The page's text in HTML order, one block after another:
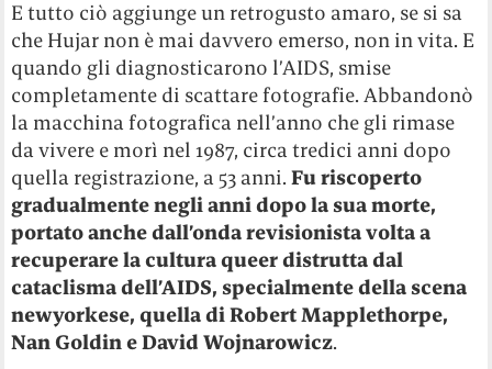
E tutto ciò aggiunge un retrogusto amaro, se si sa
che Hujar non è mai davvero emerso, non in vita. E
quando gli diagnosticarono l’AIDS, smise
completamente di scattare fotografie. Abbandonò
la macchina fotografica nell’anno che gli rimase
da vivere e morì nel 1987, circa tredici anni dopo
quella registrazione, a 53 anni.Fu riscoperto
gradualmente negli anni dopo la sua morte,
portato anche dall’onda revisionista volta a
recuperare la cultura queer distrutta dal
cataclisma dell’AIDS, specialmente della scena
newyorkese, quella di Robert Mapplethorpe,
Nan Goldin e David Wojnarowicz.